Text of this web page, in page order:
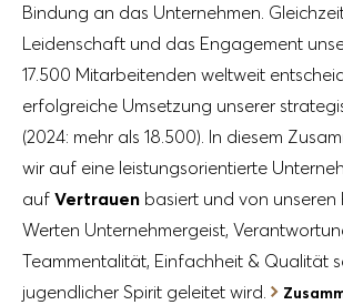
Bindung an das Unternehmen.
Leidenschaft und das Engagement
17.500 Mitarbeitenden weltweit
erfolgreiche Umsetzung unserer
(2024: mehr als 18.500). In diesem
wir auf eine leistungsorientierte
auf Vertrauen basiert und von unseren
Werten Unternehmergeist,
Teammentalität, Einfachheit & Qualität
jugendlicher Spirit geleitet wird.